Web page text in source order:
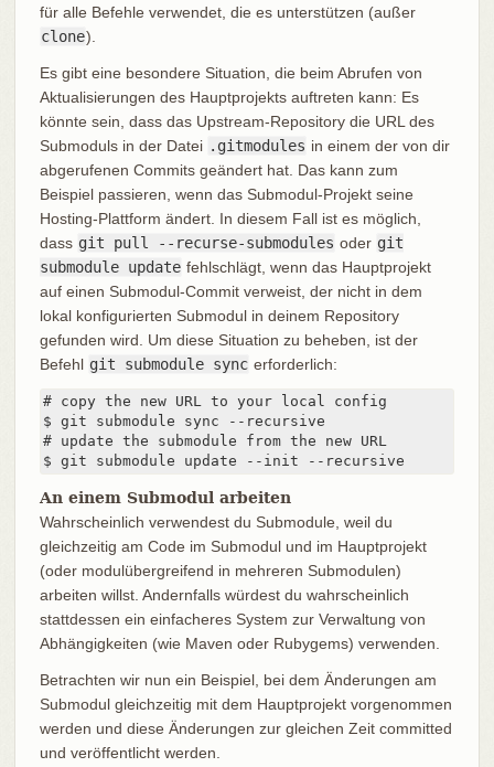
für alle Befehle verwendet, die es unterstützen (außer
clone).
Es gibt eine besondere Situation, die beim Abrufen von
Aktualisierungen des Hauptprojekts auftreten kann: Es
könnte sein, dass das Upstream-Repository die URL des
Submoduls in der Datei .gitmodules in einem der von dir
abgerufenen Commits geändert hat. Das kann zum
Beispiel passieren, wenn das Submodul-Projekt seine
Hosting-Plattform ändert. In diesem Fall ist es möglich,
dass git pull --recurse-submodules oder git
submodule update fehlschlägt, wenn das Hauptprojekt
auf einen Submodul-Commit verweist, der nicht in dem
lokal konfigurierten Submodul in deinem Repository
gefunden wird. Um diese Situation zu beheben, ist der
Befehl git submodule sync erforderlich:
# copy the new URL to your local config
$ git submodule sync --recursive
# update the submodule from the new URL
$ git submodule update --init --recursive
An einem Submodul arbeiten
Wahrscheinlich verwendest du Submodule, weil du
gleichzeitig am Code im Submodul und im Hauptprojekt
(oder modulübergreifend in mehreren Submodulen)
arbeiten willst. Andernfalls würdest du wahrscheinlich
stattdessen ein einfacheres System zur Verwaltung von
Abhängigkeiten (wie Maven oder Rubygems) verwenden.
Betrachten wir nun ein Beispiel, bei dem Änderungen am
Submodul gleichzeitig mit dem Hauptprojekt vorgenommen
werden und diese Änderungen zur gleichen Zeit committed
und veröffentlicht werden.